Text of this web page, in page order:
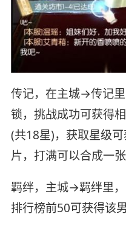
传记，在主城→传记
锁，挑战成功可获得
(共18星)，获取星级
片，打满可以合成一张
羁绊，主城→羁绊里
排行榜前50可获得该